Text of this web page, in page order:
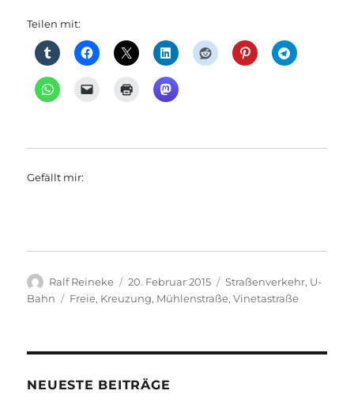
Teilen mit:
Gefällt mir:
Autor
Ralf Reineke
Veröffentlicht
am
20. Februar 2015 Kategorien
Straßenverkehr, U-
Bahn
Schlagwörter
Freie, Kreuzung, Mühlenstraße,Vinetastraße
NEUESTE BEITRÄGE